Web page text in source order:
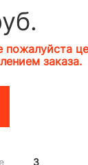
пожалуйста
заказа.
3